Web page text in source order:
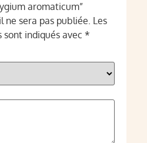
aromaticum”
ne sera pas publiée. Les
indiqués avec *